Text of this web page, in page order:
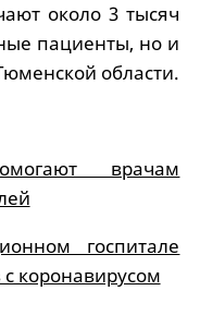
около 3 тысяч
пациенты, но и
области.
врачам
госпитале
коронавирусом